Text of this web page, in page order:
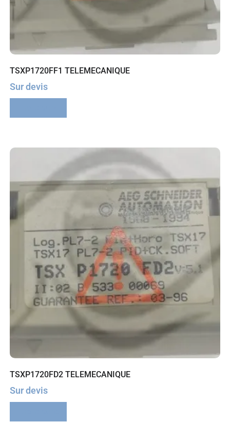
TSXP1720FF1 TELEMECANIQUE
Sur devis
TSXP1720FD2 TELEMECANIQUE
Sur devis